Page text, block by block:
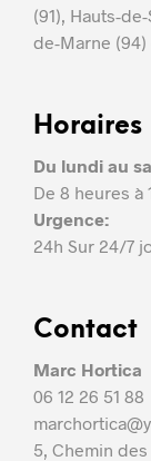
(91), Hauts-
de-Marne (94)
Horaires
Du lundi au
De 8 heures à
Urgence:
24h Sur 24/7
Contact
Marc Hortica
06 12 26 51 88
5, Chemin